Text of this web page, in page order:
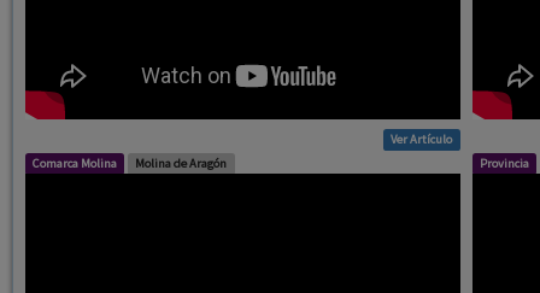
Ver Artículo
Comarca Molina Molina de Aragón Provincia